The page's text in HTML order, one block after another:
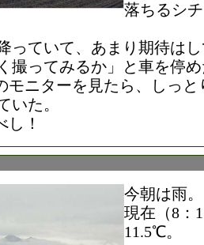
落ちるシ
っていて、あまり期待は
撮ってみるか」と車を停
モニターを見たら、しっ
いた。
し！
今朝は雨。
現在（8：
11.5℃。